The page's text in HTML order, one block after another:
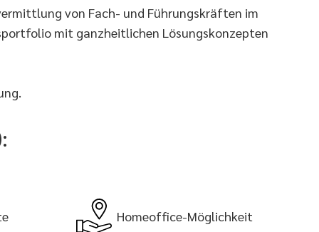
von Fach- und Führungskräften im
mit ganzheitlichen Lösungskonzepten
Homeoffice-Möglichkeit